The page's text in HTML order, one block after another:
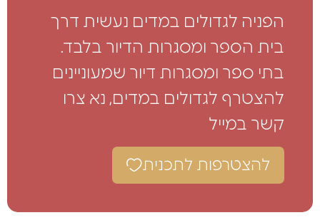
הפניה לגדולים במדים נעשית דרך
בית הספר ומסגרות הדיור בלבד.
בתי ספר ומסגרות דיור שמעוניינים
להצטרף לגדולים במדים, נא צרו
קשר במייל
להצטרפות לתכנית